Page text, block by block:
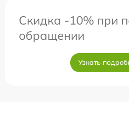
Скидка -10% при
обращении
Узнать